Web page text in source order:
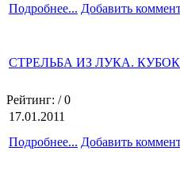
Подробнее... Добавить
СТРЕЛЬБА ИЗ ЛУКА.
Рейтинг: / 0
17.01.2011
Подробнее... Добавить